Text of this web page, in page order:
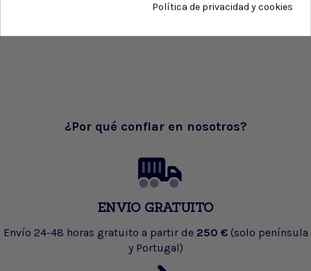
¿Por qué confiar en nosotros?
ENVIO GRATUITO
Envío 24-48 horas gratuito a partir de 250 € (solo península
y Portugal)
Política de privacidad y cookies